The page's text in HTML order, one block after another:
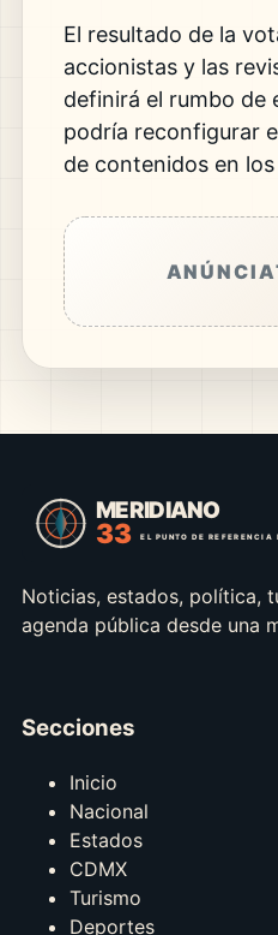
El resultado de la
accionistas y las
definirá el rumbo de
podría reconfigurar
de contenidos en
Noticias, estados, política,
agenda pública desde una
Secciones
Inicio
Nacional
Estados
CDMX
Turismo
Deportes